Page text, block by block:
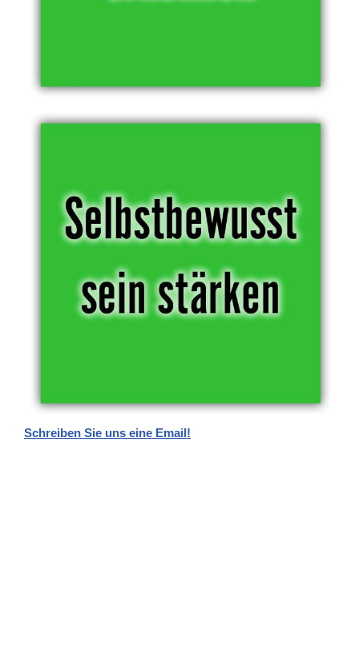
Schreiben Sie uns eine Email!